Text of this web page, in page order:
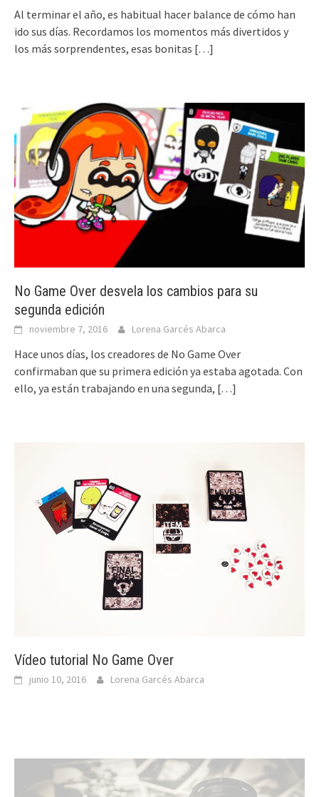
Al terminar el año, es habitual hacer balance de cómo han
ido sus días. Recordamos los momentos más divertidos y
los más sorprendentes, esas bonitas […]
No Game Over desvela los cambios para su
segunda edición
noviembre 7, 2016 Lorena Garcés Abarca
Hace unos días, los creadores de No Game Over
confirmaban que su primera edición ya estaba agotada. Con
ello, ya están trabajando en una segunda, […]
Vídeo tutorial No Game Over
junio 10, 2016 Lorena Garcés Abarca